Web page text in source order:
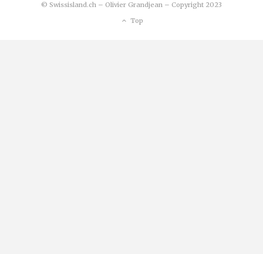
© Swissisland.ch – Olivier Grandjean – Copyright 2023
Top